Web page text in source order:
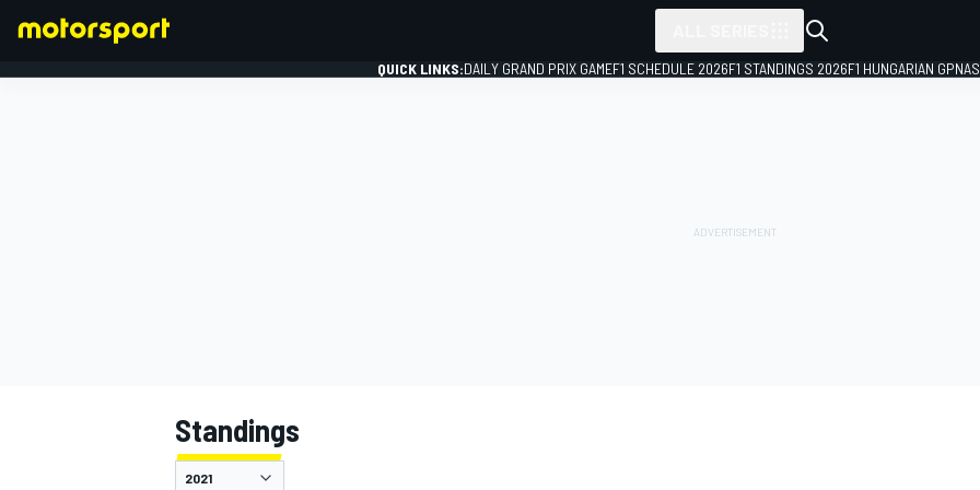
QUICK LINKS:DAILY GRAND PRIX GAMEF1 SCHEDULE 2026F1 STANDINGS 2026F1 HUNGARIAN GP
Standings